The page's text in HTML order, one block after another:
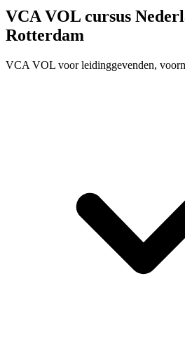
VCA VOL cursus
Rotterdam
VCA VOL voor leidinggevenden,